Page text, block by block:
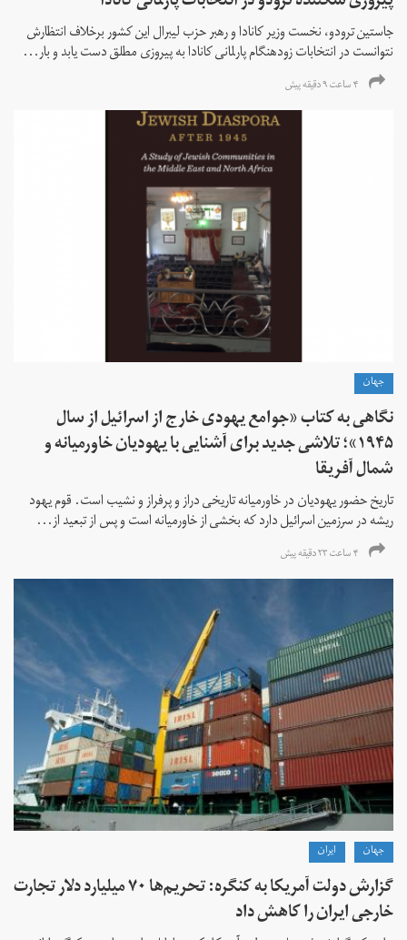
جاستین ترودو، نخست وزیر کانادا و رهبر حزب لیبرال این کشور برخلاف انتظارش
نتوانست در انتخابات زود‌هنگام پارلمانی کانادا به پیروزی مطلق دست یابد و بار...
۴ ساعت ۹ دقیقه پیش
جهان
نگاهی به کتاب «جوامع یهودی خارج از اسرائیل از سال
۱۹۴۵»؛ تلاشی جدید برای آشنایی با یهودیان خاورمیانه و
شمال آفریقا
تاریخ حضور یهودیان در خاورمیانه تاریخی دراز و پرفراز و نشیب است. قوم یهود
ریشه در سرزمین اسرائیل دارد که بخشی از خاورمیانه است و پس از تبعید از...
۴ ساعت ۲۳ دقیقه پیش
جهان ايران
گزارش دولت آمریکا به کنگره: تحریم‌ها ۷۰ میلیارد دلار تجارت
خارجی ایران را کاهش داد